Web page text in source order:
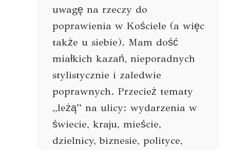
uwagę na rzeczy do
poprawienia w Kościele (a więc
także u siebie). Mam dość
miałkich kazań, nieporadnych
stylistycznie i zaledwie
poprawnych. Przecież tematy
,,leżą” na ulicy: wydarzenia w
świecie, kraju, mieście,
dzielnicy, biznesie, polityce,